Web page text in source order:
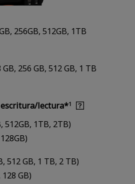
256GB, 512GB, 1TB
256 GB, 512 GB, 1 TB
escritura/lectura*1
512GB, 1TB, 2TB)
512 GB, 1 TB, 2 TB)
GB)